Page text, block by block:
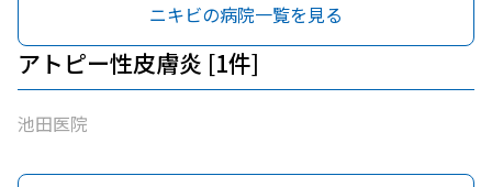
ニキビの病院一覧を見る
アトピー性皮膚炎 [1件]
池田医院